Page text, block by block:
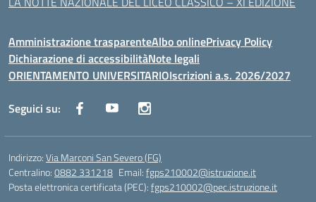
Amministrazione trasparenteAlbo onlinePrivacy Policy
Dichiarazione di accessibilitàNote legali
ORIENTAMENTO UNIVERSITARIOIscrizioni a.s. 2026/2027
Seguici su:
Indirizzo:Via Marconi San Severo (FG)
Centralino:0882 331218 Email:fgps210002@istruzione.it
Posta elettronica certificata (PEC):fgps210002@pec.istruzione.it